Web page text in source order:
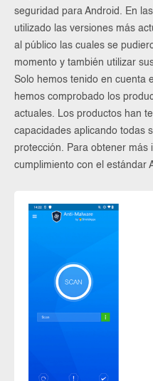
seguridad para Android. En
utilizado las versiones más
al público las cuales se
momento y también utilizar
Solo hemos tenido en cuenta
hemos comprobado los
actuales. Los productos han
capacidades aplicando todas
protección. Para obtener más
cumplimiento con el estándar